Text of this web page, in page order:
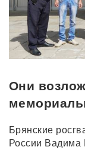
Они
Брянские
России Вадима